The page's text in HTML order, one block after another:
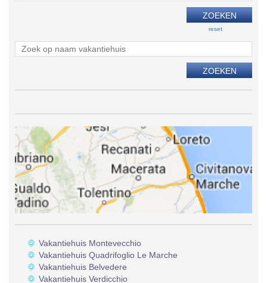
reset
Vakantiehuis Montevecchio
Vakantiehuis Quadrifoglio Le Marche
Vakantiehuis Belvedere
Vakantiehuis Verdicchio